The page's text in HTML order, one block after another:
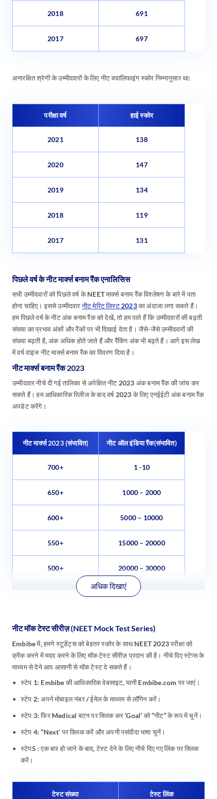
2018 691
2017 697
अनारक्षित श्रेणी के उम्मीदवारों के लिए नीट क्वालिफाइंग स्कोर निम्नानुसार था:
परीक्षा वर्ष हाई स्कोर
2021 138
2020 147
2019 134
2018 119
2017 131
पिछले वर्ष के नीट मार्क्स बनाम रैंक एनालिसिस
सभी उम्मीदवारों को पिछले वर्ष के NEET मार्क्स बनाम रैंक विश्लेषण के बारे में पता
होना चाहिए। इससे उम्मीदवारनीट मेरिट लिस्ट 2023का अंदाजा लगा सकते हैं।
हम पिछले वर्ष के नीट अंक बनाम रैंक को देखें, तो हम पाते हैं कि उम्मीदवारों की बढ़ती
संख्या का प्रभाव अंकों और रैंकों पर भी दिखाई देता है। जैसे-जैसे उम्मीदवारों की
संख्या बढ़ती है, अंक अधिक होते जाते हैं और रैंकिंग अंक भी बढ़ते हैं। आगे इस लेख
में वर्ष वाइज नीट मार्क्स बनाम रैंक का विवरण दिया है।
नीट मार्क्स बनाम रैंक 2023
उम्मीदवार नीचे दी गई तालिका से अपेक्षित नीट 2023 अंक बनाम रैंक की जांच कर
सकते हैं। हम आधिकारिक रिलीज के बाद वर्ष 2023 के लिए एनईईटी अंक बनाम रैंक
अपडेट करेंगे।
नीट मार्क्स 2023 (संभावित) नीट ऑल इंडिया रैंक(संभावित)
700+ 1 -10
650+ 1000 – 2000
600+ 5000 – 10000
550+ 15000 – 20000
500+ 20000 – 30000
अधिक दिखाएं
नीट मॉक टेस्ट सीरीज़(NEET Mock Test Series)
Embibe में, हमने स्टूडेंट्स को बेहतर स्कोर के साथ NEET 2023 परीक्षा को
क्रैक करने में मदद करने के लिए मॉक टेस्ट सीरीज़ प्रदान की है। नीचे दिए स्टेप्स के
माध्यम से देने आप आसानी से मॉक टेस्ट दे सकते हैं।
स्टेप 1: Embibe की आधिकारिक वेबसाइट, यानी Embibe.com पर जाएं।
स्टेप 2: अपने मोबाइल नंबर / ईमेल के माध्यम से लॉगिन करें।
स्टेप 3: फिर Medical बटन पर क्लिक कर ‘Goal’ को “नीट” के रूप में चुनें।
स्टेप 4: ”Next’ पर क्लिक करें और अपनी पसंदीदा भाषा चुनें।
स्टेप5 : एक बार हो जाने के बाद, टेस्ट देने के लिए नीचे दिए गए लिंक पर क्लिक
करें।
टेस्ट संख्या टेस्ट लिंक